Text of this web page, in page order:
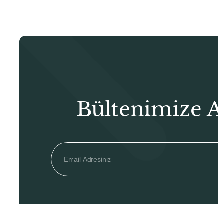
Bültenimize